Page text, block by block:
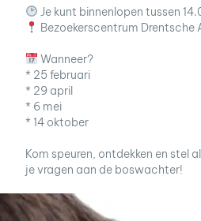
Je kunt binnenlopen tussen
Bezoekerscentrum Drentsche
Wanneer?
* 25 februari
* 29 april
* 6 mei
* 14 oktober
Kom speuren, ontdekken en stel al
je vragen aan de boswachter!